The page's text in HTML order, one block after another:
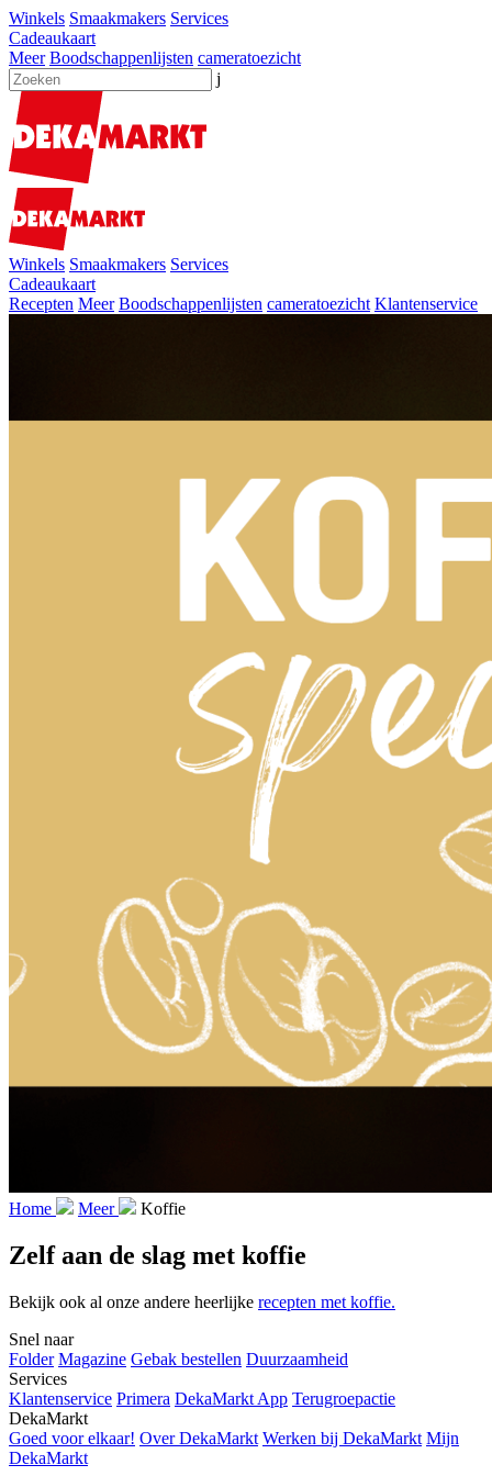
Winkels Smaakmakers Services
Cadeaukaart
Meer Boodschappenlijsten cameratoezicht
j
Winkels Smaakmakers Services
Cadeaukaart
Recepten Meer Boodschappenlijsten cameratoezicht Klantenservice
Home Meer Koffie
Zelf aan de slag met koffie
Bekijk ook al onze andere heerlijke recepten met koffie.
Snel naar
Folder Magazine Gebak bestellen Duurzaamheid
Services
Klantenservice Primera DekaMarkt App Terugroepactie
DekaMarkt
Goed voor elkaar! Over DekaMarkt Werken bij DekaMarkt Mijn
DekaMarkt